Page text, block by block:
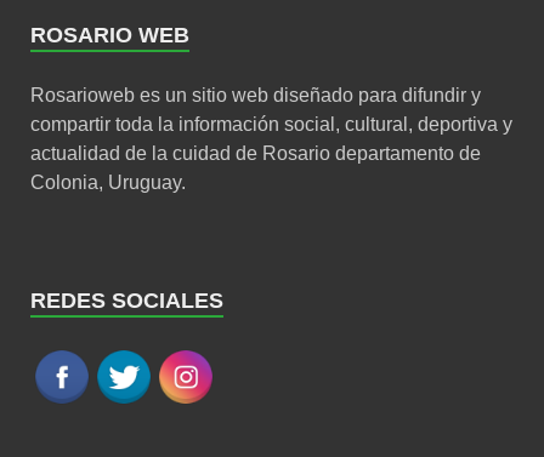
ROSARIO WEB
Rosarioweb es un sitio web diseñado para difundir y
compartir toda la información social, cultural, deportiva y
actualidad de la cuidad de Rosario departamento de
Colonia, Uruguay.
REDES SOCIALES